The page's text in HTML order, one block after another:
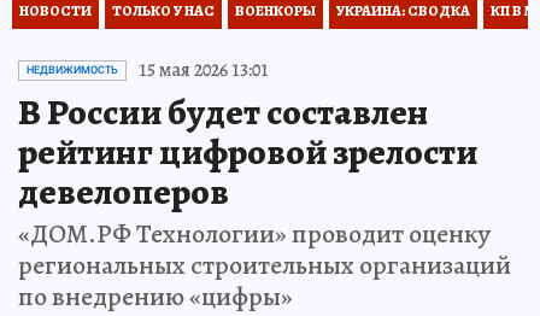
НОВОСТИ ТОЛЬКО У НАС ВОЕНКОРЫ УКРАИНА: СВОДКА КП В
НЕДВИЖИМОСТЬ 15 мая 2026 13:01
В России будет составлен
рейтинг цифровой зрелости
девелоперов
«ДОМ.РФ Технологии» проводит оценку
региональных строительных организаций
по внедрению «цифры»